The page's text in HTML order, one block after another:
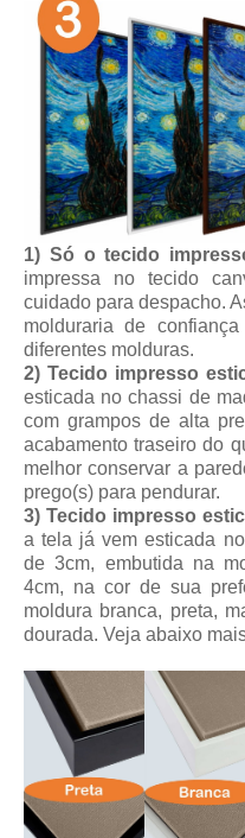
1) Só o tecido
impressa no tecido
cuidado para despacho.
molduraria de
diferentes molduras.
2) Tecido impresso
esticada no chassi de
com grampos de alta
acabamento traseiro do
melhor conservar a
prego(s) para pendurar.
3) Tecido impresso
a tela já vem esticada
de 3cm, embutida na
4cm, na cor de sua
moldura branca, preta,
dourada. Veja abaixo